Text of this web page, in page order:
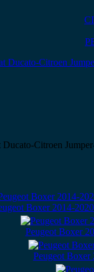
Ducato-Citroen
Boxer 2014-
Peugeot Boxer
Peugeot